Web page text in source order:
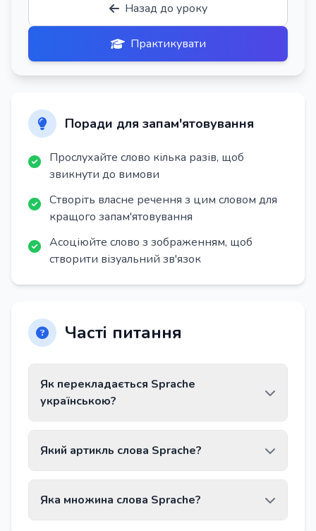
Назад до уроку
Практикувати
Поради для запам'ятовування
Прослухайте слово кілька разів, щоб
звикнути до вимови
Створіть власне речення з цим словом для
кращого запам'ятовування
Асоціюйте слово з зображенням, щоб
створити візуальний зв'язок
Часті питання
Як перекладається Sprache
українською?
Який артикль слова Sprache?
Яка множина слова Sprache?